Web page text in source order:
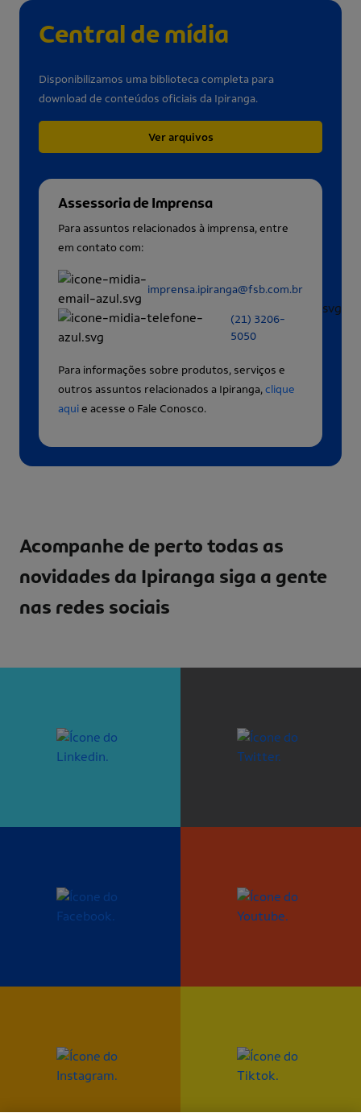
Central de mídia
Disponibilizamos uma biblioteca completa para
download de conteúdos oficiais da Ipiranga.
Ver arquivos
Assessoria de Imprensa
Para assuntos relacionados à imprensa, entre
em contato com:
imprensa.ipiranga@fsb.com.br
(21) 3206-
5050
Para informações sobre produtos, serviços e
outros assuntos relacionados a Ipiranga,clique
aquie acesse o Fale Conosco.
Acompanhe de perto todas as
novidades da Ipiranga siga a gente
nas redes sociais